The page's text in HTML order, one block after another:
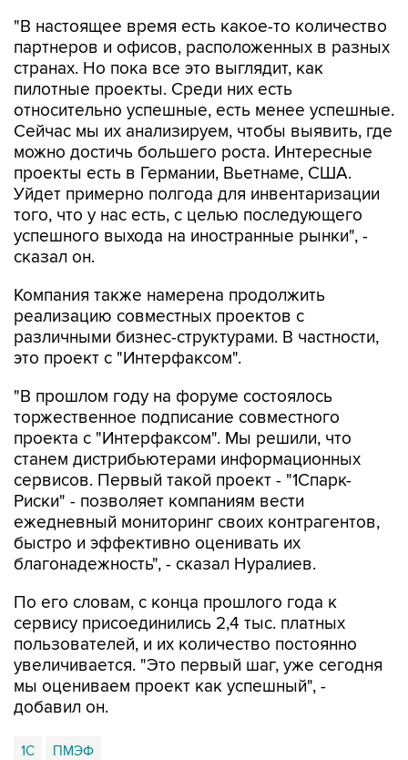
"В настоящее время есть какое-то количество
партнеров и офисов, расположенных в разных
странах. Но пока все это выглядит, как
пилотные проекты. Среди них есть
относительно успешные, есть менее успешные.
Сейчас мы их анализируем, чтобы выявить, где
можно достичь большего роста. Интересные
проекты есть в Германии, Вьетнаме, США.
Уйдет примерно полгода для инвентаризации
того, что у нас есть, с целью последующего
успешного выхода на иностранные рынки", -
сказал он.
Компания также намерена продолжить
реализацию совместных проектов с
различными бизнес-структурами. В частности,
это проект с "Интерфаксом".
"В прошлом году на форуме состоялось
торжественное подписание совместного
проекта с "Интерфаксом". Мы решили, что
станем дистрибьютерами информационных
сервисов. Первый такой проект - "1Спарк-
Риски" - позволяет компаниям вести
ежедневный мониторинг своих контрагентов,
быстро и эффективно оценивать их
благонадежность", - сказал Нуралиев.
По его словам, с конца прошлого года к
сервису присоединились 2,4 тыс. платных
пользователей, и их количество постоянно
увеличивается. "Это первый шаг, уже сегодня
мы оцениваем проект как успешный", -
добавил он.
1С ПМЭФ